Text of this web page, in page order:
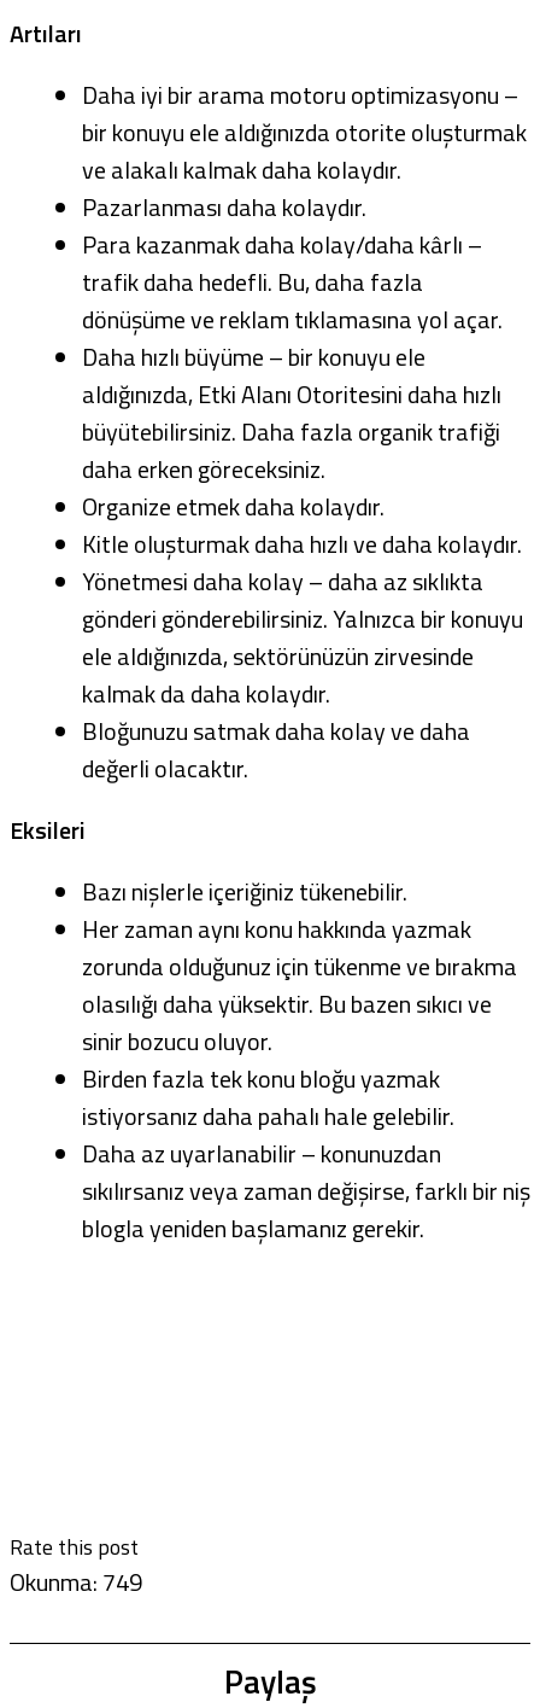
Artıları
Daha iyi bir arama motoru optimizasyonu –
bir konuyu ele aldığınızda otorite oluşturmak
ve alakalı kalmak daha kolaydır.
Pazarlanması daha kolaydır.
Para kazanmak daha kolay/daha kârlı –
trafik daha hedefli. Bu, daha fazla
dönüşüme ve reklam tıklamasına yol açar.
Daha hızlı büyüme – bir konuyu ele
aldığınızda, Etki Alanı Otoritesini daha hızlı
büyütebilirsiniz. Daha fazla organik trafiği
daha erken göreceksiniz.
Organize etmek daha kolaydır.
Kitle oluşturmak daha hızlı ve daha kolaydır.
Yönetmesi daha kolay – daha az sıklıkta
gönderi gönderebilirsiniz. Yalnızca bir konuyu
ele aldığınızda, sektörünüzün zirvesinde
kalmak da daha kolaydır.
Bloğunuzu satmak daha kolay ve daha
değerli olacaktır.
Eksileri
Bazı nişlerle içeriğiniz tükenebilir.
Her zaman aynı konu hakkında yazmak
zorunda olduğunuz için tükenme ve bırakma
olasılığı daha yüksektir. Bu bazen sıkıcı ve
sinir bozucu oluyor.
Birden fazla tek konu bloğu yazmak
istiyorsanız daha pahalı hale gelebilir.
Daha az uyarlanabilir – konunuzdan
sıkılırsanız veya zaman değişirse, farklı bir niş
blogla yeniden başlamanız gerekir.
Rate this post
Okunma:749
Paylaş